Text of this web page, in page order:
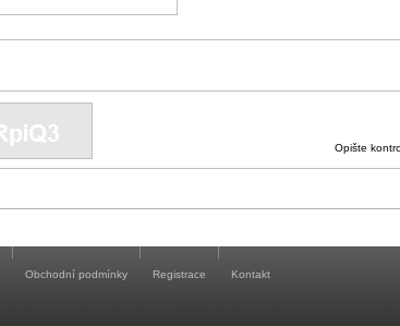
Opište
Obchodní podmínky Registrace Kontakt